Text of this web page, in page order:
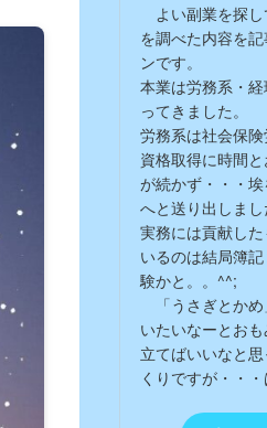
よい副業を探し
を調べた内容を
ンです。
本業は労務系・
ってきました。
労務系は社会保
資格取得に時間
が続かず・・・
へと送り出しま
実務には貢献し
いるのは結局簿
験かと。。^^;
「うさぎとかめ
いたいなーとお
立てばいいなと
くりですが・・